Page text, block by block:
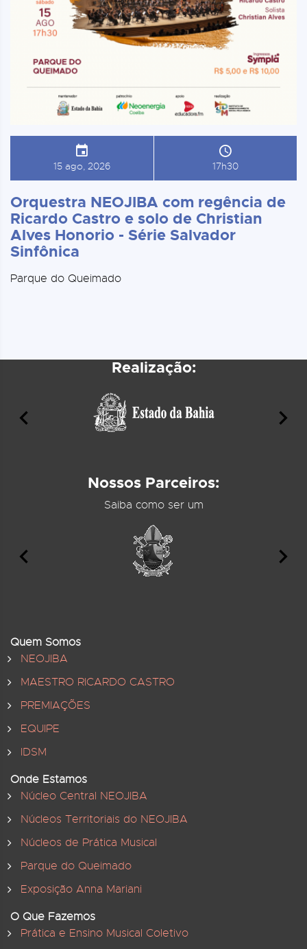
15 ago, 2026 17h30
Orquestra NEOJIBA com regência de
Ricardo Castro e solo de Christian
Alves Honorio - Série Salvador
Sinfônica
Parque do Queimado
Realização:
Nossos Parceiros:
Saiba como ser um
Quem Somos
NEOJIBA
MAESTRO RICARDO CASTRO
PREMIAÇÕES
EQUIPE
IDSM
Onde Estamos
Núcleo Central NEOJIBA
Núcleos Territoriais do NEOJIBA
Núcleos de Prática Musical
Parque do Queimado
Exposição Anna Mariani
O Que Fazemos
Prática e Ensino Musical Coletivo